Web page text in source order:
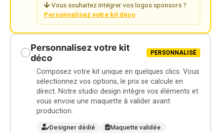
Vous souhaitez intégrer vos logos sponsors ?
Personnalisez votre kit déco
Personnalisez votre kit
déco
PERSONNALISÉ
Composez votre kit unique en quelques clics. Vous
sélectionnez vos options, le prix se calcule en
direct. Notre studio design intègre vos éléments et
vous envoie une maquette à valider avant
production.
Designer dédié
Maquette validée